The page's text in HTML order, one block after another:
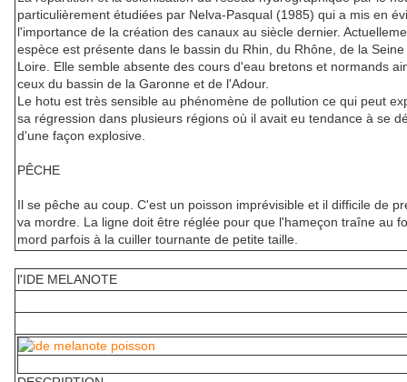
particulièrement étudiées par Nelva-Pasqual (1985) qui a mis en
l'importance de la création des canaux au siècle dernier.
espèce est présente dans le bassin du Rhin, du Rhône, de la
Loire. Elle semble absente des cours d'eau bretons et normands
ceux du bassin de la Garonne et de l'Adour.
Le hotu est très sensible au phénomène de pollution ce qui peut
sa régression dans plusieurs régions où il avait eu tendance à se
d'une façon explosive.
PÊCHE
Il se pêche au coup. C'est un poisson imprévisible et il difficile de
va mordre. La ligne doit être réglée pour que l'hameçon traîne au
mord parfois à la cuiller tournante de petite taille.
l'IDE MELANOTE